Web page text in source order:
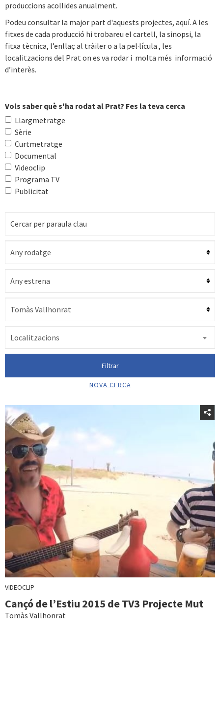
produccions acollides anualment.
Podeu consultar la major part d'aquests projectes, aquí. A les
fitxes de cada producció hi trobareu el cartell, la sinopsi, la
fitxa tècnica, l’enllaç al tràiler o a la pel·lícula , les
localitzacions del Prat on es va rodar i molta més informació
d’interès.
Vols saber què s'ha rodat al Prat? Fes la teva cerca
Llargmetratge
Sèrie
Curtmetratge
Documental
Videoclip
Programa TV
Publicitat
Localitzacions
Filtrar
NOVA CERCA
VIDEOCLIP
Cançó de l’Estiu 2015 de TV3 Projecte Mut
Tomàs Vallhonrat